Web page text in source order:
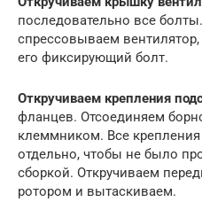
последовательно все
спрессовываем
его фиксирующий болт.
Откручиваем крепления
фланцев. Отсоединяем
клеммником. Все
отдельно, чтобы не было
сборкой. Откручиваем
ротором и вытаскиваем.